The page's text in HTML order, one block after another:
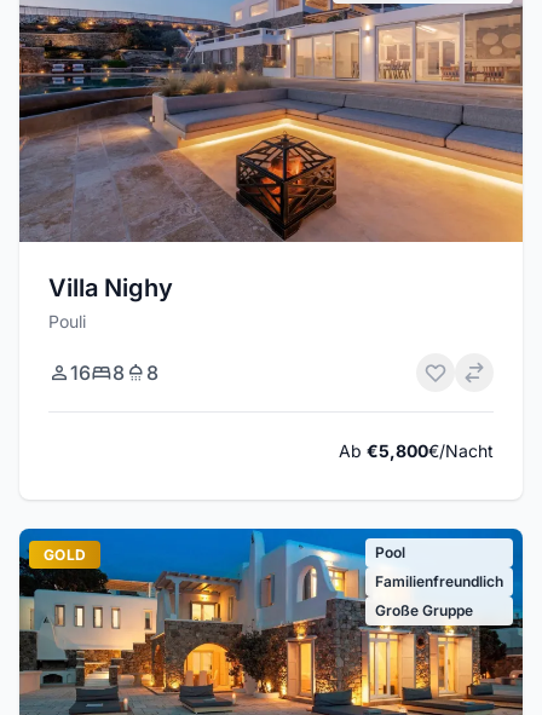
Villa Nighy
Pouli
16 8 8
Ab €5,800€/Nacht
GOLD
Pool
Familienfreundlich
Große Gruppe